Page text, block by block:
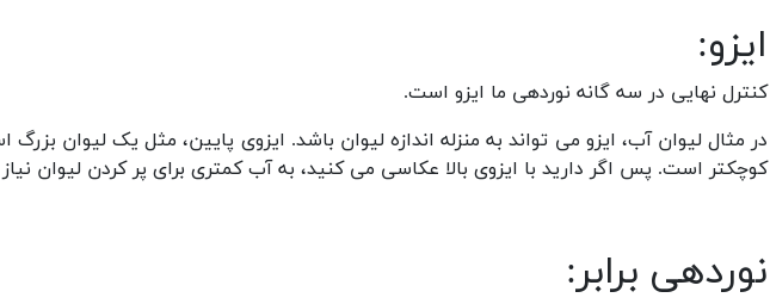
ایزو:
کنترل نهایی در سه گانه نوردهی ما ایزو است.
در مثال لیوان آب، ایزو می تواند به منزله اندازه لیوان باشد. ایزوی پایین، مثل یک لیوان بزرگ
کوچکتر است. پس اگر دارید با ایزوی بالا عکاسی می کنید، به آب کمتری برای پر کردن لیوان نیاز
نوردهی برابر: